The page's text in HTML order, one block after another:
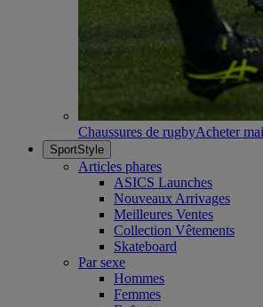
Chaussures de rugbyAcheter
SportStyle
Articles phares
ASICS Launches
Nouveaux Arrivages
Meilleures Ventes
Collection Vêtements
Skateboard
Par sexe
Hommes
Femmes